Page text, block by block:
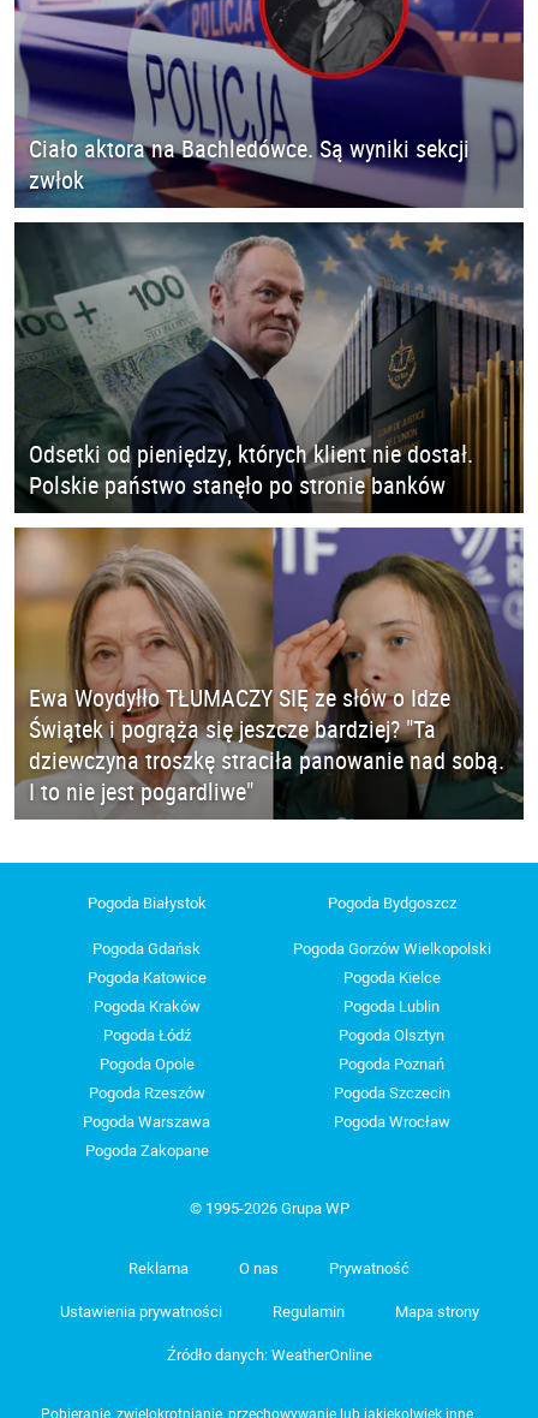
Ciało aktora na Bachledówce. Są wyniki sekcji
zwłok
Odsetki od pieniędzy, których klient nie dostał.
Polskie państwo stanęło po stronie banków
Ewa Woydyłło TŁUMACZY SIĘ ze słów o Idze
Świątek i pogrąża się jeszcze bardziej? "Ta
dziewczyna troszkę straciła panowanie nad sobą.
I to nie jest pogardliwe"
Pogoda Białystok Pogoda Bydgoszcz
Pogoda Gdańsk
Pogoda Gorzów Wielkopolski
Pogoda Katowice
Pogoda Kielce
Pogoda Kraków
Pogoda Lublin
Pogoda Łódź
Pogoda Olsztyn
Pogoda Opole
Pogoda Poznań
Pogoda Rzeszów
Pogoda Szczecin
Pogoda Warszawa
Pogoda Wrocław
Pogoda Zakopane
© 1995-2026 Grupa WP
Reklama O nas Prywatność
Ustawienia prywatności Regulamin Mapa strony
Źródło danych: WeatherOnline
Pobieranie, zwielokrotnianie, przechowywanie lub jakiekolwiek inne